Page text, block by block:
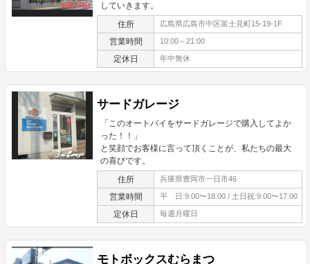
していきます。
住所 広島県広島市中区富士見町15-19-1F
営業時間 10:00～21:00
定休日 年中無休
サードガレージ
「このオートバイをサードガレージで購入してよか
った！！」
と笑顔でお客様に言って頂くことが、私たちの最大
の喜びです。
住所 兵庫県豊岡市一日市46
営業時間 平 日:9:00〜18:00 / 土日祝:9:00〜17:00
定休日 毎週月曜日
モトボックスむらまつ